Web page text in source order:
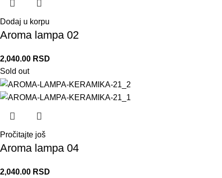
Dodaj u korpu
Aroma lampa 02
2,040.00 RSD
Sold out
Pročitajte još
Aroma lampa 04
2,040.00 RSD